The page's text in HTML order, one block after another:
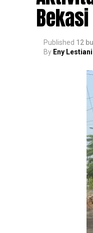
Published 12
By Eny Lestiani